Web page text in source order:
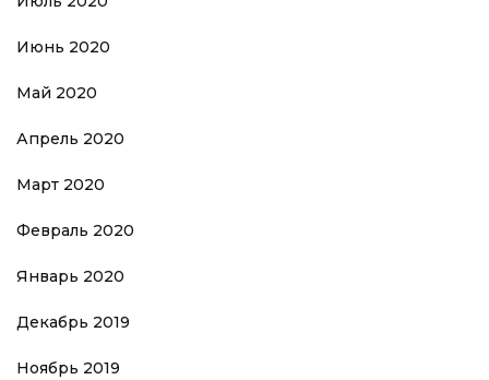
Июнь 2020
Май 2020
Апрель 2020
Март 2020
Февраль 2020
Январь 2020
Декабрь 2019
Ноябрь 2019